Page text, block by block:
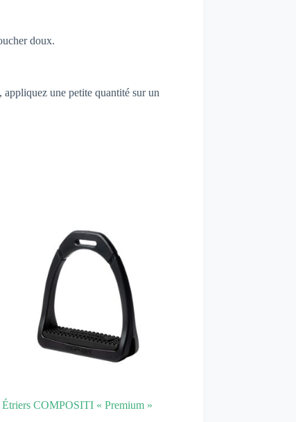
doux.
une petite quantité sur un
Étriers COMPOSITI « Premium »